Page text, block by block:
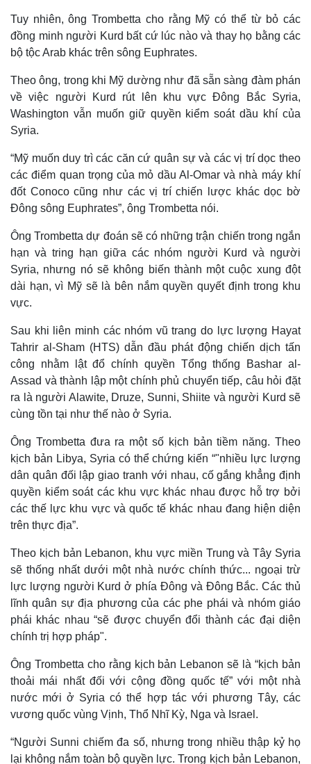
Thế giới
Quan sát
Cuộc sống đó đây
Multimedia
Video
Infographic
Tuy nhiên, ông Trombetta cho rằng Mỹ có thể từ bỏ các
đồng minh người Kurd bất cứ lúc nào và thay họ bằng các
bộ tộc Arab khác trên sông Euphrates.
Theo ông, trong khi Mỹ dường như đã sẵn sàng đàm phán
về việc người Kurd rút lên khu vực Đông Bắc Syria,
Washington vẫn muốn giữ quyền kiểm soát dầu khí của
Syria.
“Mỹ muốn duy trì các căn cứ quân sự và các vị trí dọc theo
các điểm quan trọng của mỏ dầu Al-Omar và nhà máy khí
đốt Conoco cũng như các vị trí chiến lược khác dọc bờ
Đông sông Euphrates”, ông Trombetta nói.
Ông Trombetta dự đoán sẽ có những trận chiến trong ngắn
hạn và tring hạn giữa các nhóm người Kurd và người
Syria, nhưng nó sẽ không biến thành một cuộc xung đột
dài hạn, vì Mỹ sẽ là bên nắm quyền quyết định trong khu
vực.
Sau khi liên minh các nhóm vũ trang do lực lượng Hayat
Tahrir al-Sham (HTS) dẫn đầu phát động chiến dịch tấn
công nhằm lật đổ chính quyền Tổng thống Bashar al-
Assad và thành lập một chính phủ chuyển tiếp, câu hỏi đặt
ra là người Alawite, Druze, Sunni, Shiite và người Kurd sẽ
cùng tồn tại như thế nào ở Syria.
Ông Trombetta đưa ra một số kịch bản tiềm năng. Theo
kịch bản Libya, Syria có thể chứng kiến “​"nhiều lực lượng
dân quân đối lập giao tranh với nhau, cố gắng khẳng định
quyền kiểm soát các khu vực khác nhau được hỗ trợ bởi
các thế lực khu vực và quốc tế khác nhau đang hiện diện
trên thực địa”.
Theo kịch bản Lebanon, khu vực miền Trung và Tây Syria
sẽ thống nhất dưới một nhà nước chính thức... ngoại trừ
lực lượng người Kurd ở phía Đông và Đông Bắc. Các thủ
lĩnh quân sự địa phương của các phe phái và nhóm giáo
phái khác nhau “sẽ được chuyển đổi thành các đại diện
chính trị hợp pháp".
Ông Trombetta cho rằng kịch bản Lebanon sẽ là “kịch bản
thoải mái nhất đối với cộng đồng quốc tế” với một nhà
nước mới ở Syria có thể hợp tác với phương Tây, các
vương quốc vùng Vịnh, Thổ Nhĩ Kỳ, Nga và Israel.
“Người Sunni chiếm đa số, nhưng trong nhiều thập kỷ họ
lại không nắm toàn bộ quyền lực. Trong kịch bản Lebanon,